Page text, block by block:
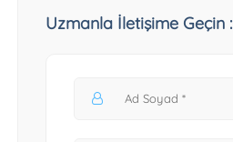
Uzmanla İletişime Geçin :